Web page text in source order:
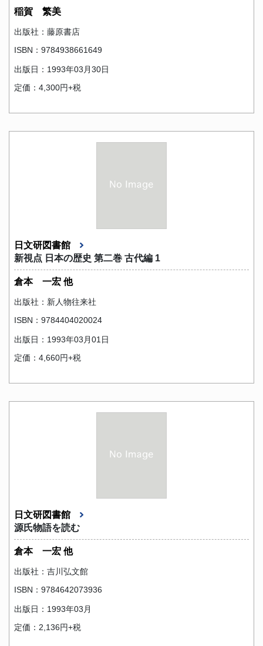
稲賀 繁美
出版社：藤原書店
ISBN：9784938661649
出版日：1993年03月30日
定価：4,300円+税
日文研図書館
新視点 日本の歴史 第二巻 古代編 1
倉本 一宏 他
出版社：新人物往来社
ISBN：9784404020024
出版日：1993年03月01日
定価：4,660円+税
日文研図書館
源氏物語を読む
倉本 一宏 他
出版社：吉川弘文館
ISBN：9784642073936
出版日：1993年03月
定価：2,136円+税